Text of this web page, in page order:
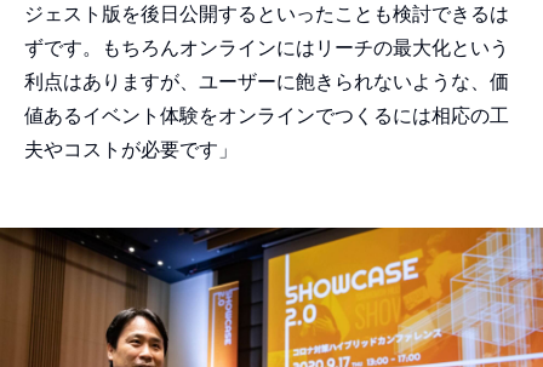
ジェスト版を後日公開するといったことも検討できるは
ずです。もちろんオンラインにはリーチの最大化という
利点はありますが、ユーザーに飽きられないような、価
値あるイベント体験をオンラインでつくるには相応の工
夫やコストが必要です」